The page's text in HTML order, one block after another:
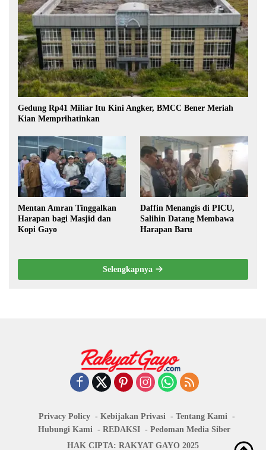
Gedung Rp41 Miliar Itu Kini Angker, BMCC Bener Meriah
Kian Memprihatinkan
Mentan Amran Tinggalkan
Harapan bagi Masjid dan
Kopi Gayo
Daffin Menangis di PICU,
Salihin Datang Membawa
Harapan Baru
Selengkapnya
Privacy Policy Kebijakan Privasi
Tentang Kami
Hubungi Kami
REDAKSI
Pedoman Media Siber
HAK CIPTA: RAKYAT GAYO 2025